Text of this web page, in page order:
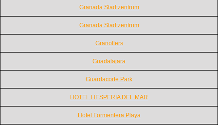
Granada Stadtzentrum
Granada Stadtzentrum
Granollers
Guadalajara
Guardacorte Park
HOTEL HESPERIA DEL MAR
Hotel Formentera Playa